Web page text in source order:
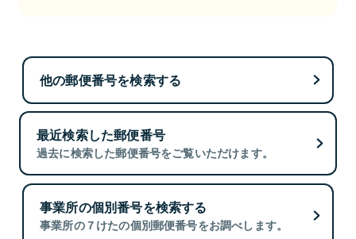
他の郵便番号を検索する
最近検索した郵便番号
過去に検索した郵便番号をご覧いただけます。
事業所の個別番号を検索する
事業所の７けたの個別郵便番号をお調べします。